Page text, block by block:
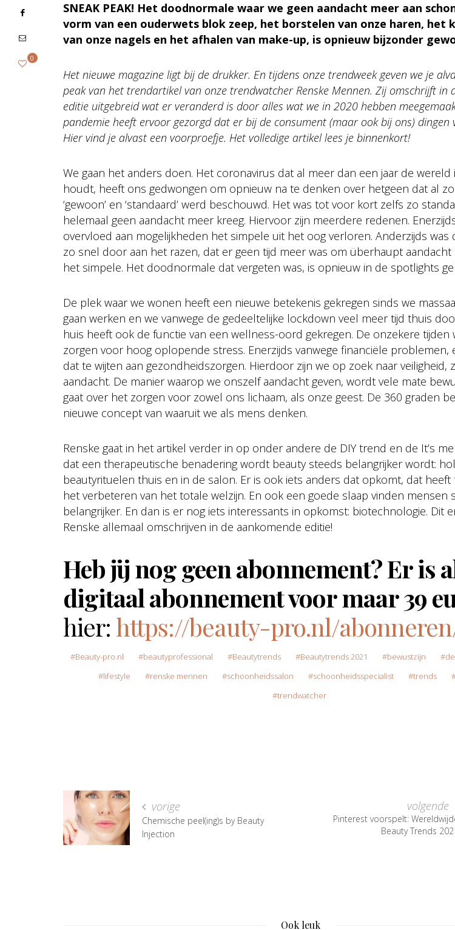
SNEAK PEAK! Het doodnormale waar we geen aandacht meer aan
vorm van een ouderwets blok zeep, het borstelen van onze haren, het
van onze nagels en het afhalen van make-up, is opnieuw bijzonder
Het nieuwe magazine ligt bij de drukker. En tijdens onze trendweek geven we je
peak van het trendartikel van onze trendwatcher Renske Mennen. Zij omschrijft in
editie uitgebreid wat er veranderd is door alles wat we in 2020 hebben
pandemie heeft ervoor gezorgd dat er bij de consument (maar ook bij ons) dingen
Hier vind je alvast een voorproefje. Het volledige artikel lees je binnenkort!
We gaan het anders doen. Het coronavirus dat al meer dan een jaar de wereld
houdt, heeft ons gedwongen om opnieuw na te denken over hetgeen dat al
‘gewoon’ en ‘standaard’ werd beschouwd. Het was tot voor kort zelfs zo
helemaal geen aandacht meer kreeg. Hiervoor zijn meerdere redenen.
overvloed aan mogelijkheden het simpele uit het oog verloren. Anderzijds was
zo snel door aan het razen, dat er geen tijd meer was om überhaupt aandacht
het simpele. Het doodnormale dat vergeten was, is opnieuw in de spotlights
De plek waar we wonen heeft een nieuwe betekenis gekregen sinds we
gaan werken en we vanwege de gedeeltelijke lockdown veel meer tijd thuis
huis heeft ook de functie van een wellness-oord gekregen. De onzekere tijden
zorgen voor hoog oplopende stress. Enerzijds vanwege financiële problemen,
dat te wijten aan gezondheidszorgen. Hierdoor zijn we op zoek naar veiligheid,
aandacht. De manier waarop we onszelf aandacht geven, wordt vele mate
gaat over het zorgen voor zowel ons lichaam, als onze geest. De 360 graden
nieuwe concept van waaruit we als mens denken.
Renske gaat in het artikel verder in op onder andere de DIY trend en de It’s
dat een therapeutische benadering wordt beauty steeds belangrijker wordt:
beautyrituelen thuis en in de salon. Er is ook iets anders dat opkomt, dat
het verbeteren van het totale welzijn. En ook een goede slaap vinden mensen
belangrijker. En dan is er nog iets interessants in opkomst: biotechnologie. Dit
Renske allemaal omschrijven in de aankomende editie!
Heb jij nog geen abonnement? Er is
digitaal abonnement voor maar 39
hier: https://beauty-pro.nl/
0
Beauty-pro.nl beautyprofessional Beautytrends Beautytrends 2021 bewustzijn
lifestyle
renske mennen schoonheidssalon schoonheidsspecialist trends
trendwatcher
vorige
Chemische peel(ing)s by Beauty
Injection
volgende
Pinterest voorspelt:
Beauty Trends
Ook leuk